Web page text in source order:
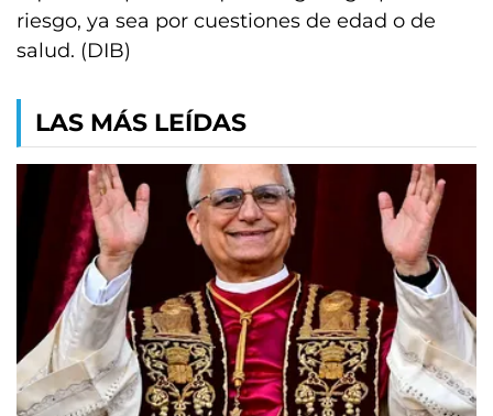
riesgo, ya sea por cuestiones de edad o de
salud. (DIB)
LAS MÁS LEÍDAS